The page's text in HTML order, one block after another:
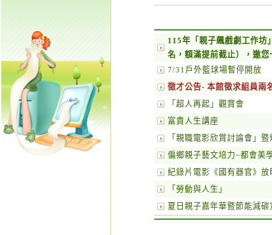
115年「親子飆戲劇工作坊
名，額滿提前截止），邀您
7/31戶外籃球場暫停開放
徵才公告- 本館徵求組員兩
「超人再起」觀賞會
富貴人生講座
「親職電影欣賞討論會」
偏鄉親子藝文培力~都會美
紀錄片電影《國有器官》
「勞動與人生」
夏日親子嘉年華暨節能減碳